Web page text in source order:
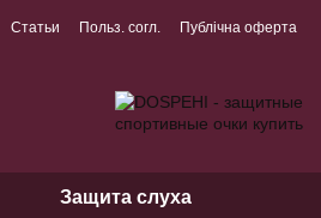
Статьи Польз. согл. Публічна оферта
Защита слуха